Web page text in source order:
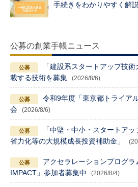
手続きをわかりやすく解
公募の創業手帳ニュース
「建設系スタートアップ技
載する技術を募集
(2026/8/6)
令和9年度「東京都トライア
会
(2026/8/6)
「中堅・中小・スタートア
省力化等の大規模成長投資補助金」
アクセラレーションプログ
IMPACT」参加者募集中
(2026/8/4)